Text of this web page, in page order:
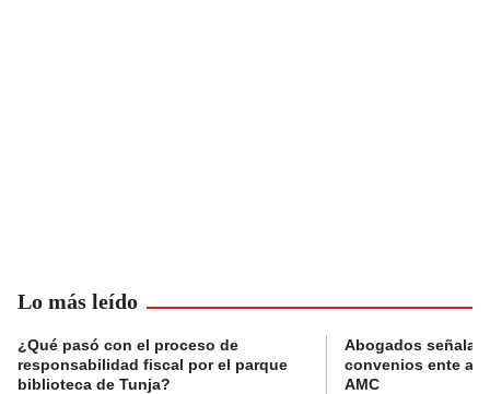
Lo más leído
¿Qué pasó con el proceso de
responsabilidad fiscal por el parque
biblioteca de Tunja?
Abogados
convenios ente
AMC